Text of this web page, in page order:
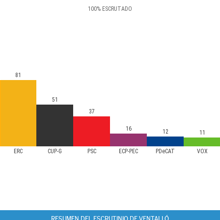
100% ESCRUTADO
ERC CUP-G PSC ECP-PEC PDeCAT VOX
81
51
37
16 12 11